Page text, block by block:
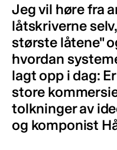
Jeg vil høre fra
låtskriverne
største låtene"
hvordan
lagt opp i dag:
store
tolkninger av
og komponist